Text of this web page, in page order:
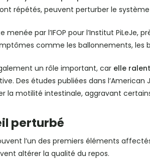
répétés, peuvent perturber le
par l’IFOP pour l’Institut PiLeJe,
comme les ballonnements, les
un rôle important, car elle
Des études publiées dans
la motilité intestinale, aggravant
perturbé
l’un des premiers éléments
altérer la qualité du repos.